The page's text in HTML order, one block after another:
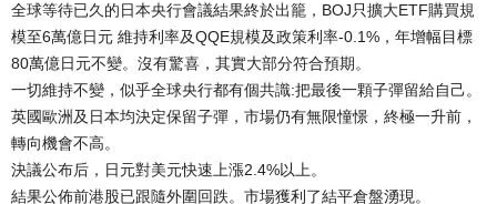
全球等待已久的日本央行會議結果終於出籠， BOJ只擴大ETF購買規
模至6萬億日元 維持利率及QQE規模及政策利率-0.1%， 年增幅目標
80萬億日元不變。沒有驚喜，其實大部分符合預期。
一切維持不變，似乎全球央行都有個共識:把最後一顆子彈留給自己。
英國歐洲及日本均決定保留子彈，市場仍有無限憧憬，終極一升前，
轉向機會不高。
決議公布后，日元對美元快速上漲2.4%以上。
結果公佈前港股已跟隨外圍回跌。市場獲利了結平倉盤湧現。